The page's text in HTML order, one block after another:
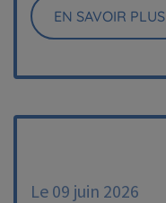
EN SAVOIR PLUS
Le 09 juin 2026